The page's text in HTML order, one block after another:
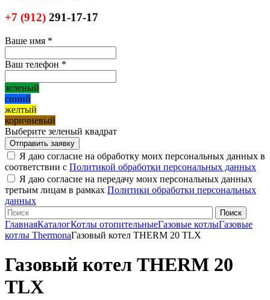
+7 (912) 291-17-17
Ваше имя *
Ваш телефон *
зеленый
синий
желтый
коричневый
Выберите зеленый квадрат
Я даю согласие на обработку моих персональных данных в
соответствии с Политикой обработки персональных данных
Я даю согласие на передачу моих персональных данных
третьим лицам в рамках Политики обработки персональных
данных
ГлавнаяКаталогКотлы отопительныеГазовые котлыГазовые
котлы ThermonaГазовый котел THERM 20 TLX
Газовый котел THERM 20
TLX